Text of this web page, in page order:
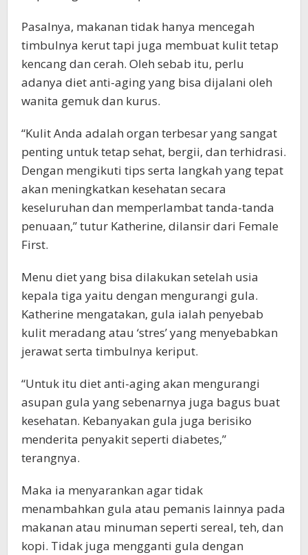
Pasalnya, makanan tidak hanya mencegah
timbulnya kerut tapi juga membuat kulit tetap
kencang dan cerah. Oleh sebab itu, perlu
adanya diet anti-aging yang bisa dijalani oleh
wanita gemuk dan kurus.
“Kulit Anda adalah organ terbesar yang sangat
penting untuk tetap sehat, bergii, dan terhidrasi.
Dengan mengikuti tips serta langkah yang tepat
akan meningkatkan kesehatan secara
keseluruhan dan memperlambat tanda-tanda
penuaan,” tutur Katherine, dilansir dari Female
First.
Menu diet yang bisa dilakukan setelah usia
kepala tiga yaitu dengan mengurangi gula.
Katherine mengatakan, gula ialah penyebab
kulit meradang atau ‘stres’ yang menyebabkan
jerawat serta timbulnya keriput.
“Untuk itu diet anti-aging akan mengurangi
asupan gula yang sebenarnya juga bagus buat
kesehatan. Kebanyakan gula juga berisiko
menderita penyakit seperti diabetes,”
terangnya.
Maka ia menyarankan agar tidak
menambahkan gula atau pemanis lainnya pada
makanan atau minuman seperti sereal, teh, dan
kopi. Tidak juga mengganti gula dengan